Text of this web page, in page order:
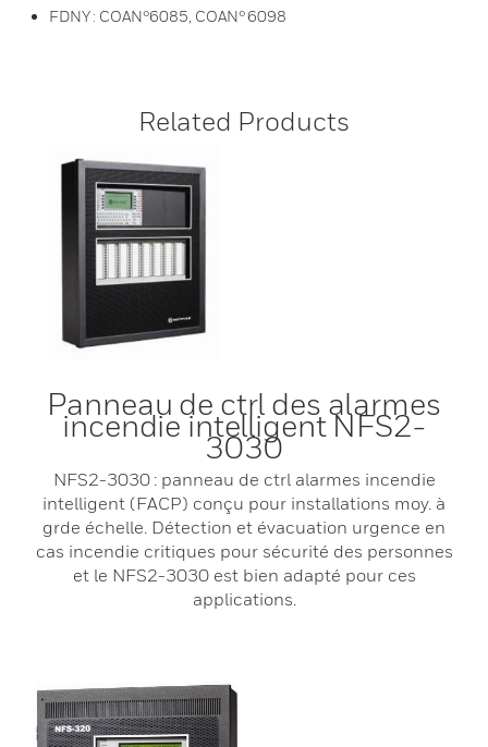
FDNY : COAN°6085, COAN° 6098
Related Products
Panneau de ctrl des alarmes
incendie intelligent NFS2-
3030
NFS2-3030 : panneau de ctrl alarmes incendie
intelligent (FACP) conçu pour installations moy. à
grde échelle. Détection et évacuation urgence en
cas incendie critiques pour sécurité des personnes
et le NFS2-3030 est bien adapté pour ces
applications.